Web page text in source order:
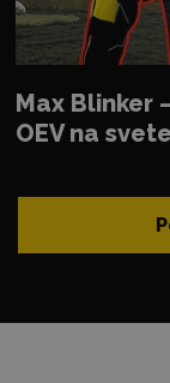
Max Blinker
OEV na svete